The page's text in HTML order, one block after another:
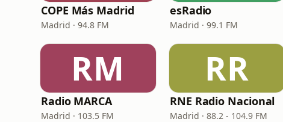
COPE Más Madrid
Madrid · 94.8 FM
esRadio
Madrid · 99.1 FM
RM
Radio MARCA
Madrid · 103.5 FM
RR
RNE Radio Nacional
Madrid · 88.2 - 104.9 FM